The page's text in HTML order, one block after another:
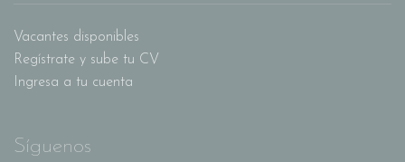
Vacantes disponibles
Regístrate y sube tu CV
Ingresa a tu cuenta
Síguenos